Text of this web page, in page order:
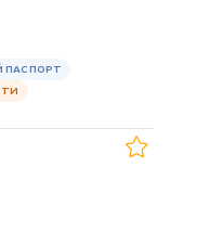
ПАСПОРТ